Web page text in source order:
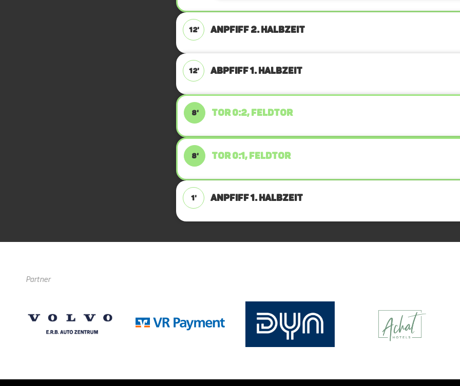
12' ANPFIFF 2. Halbzeit
12' ABPFIFF 1. Halbzeit
8' TOR 0:2, FELDTOR
8' TOR 0:1, FELDTOR
1' ANPFIFF 1. Halbzeit
Partner